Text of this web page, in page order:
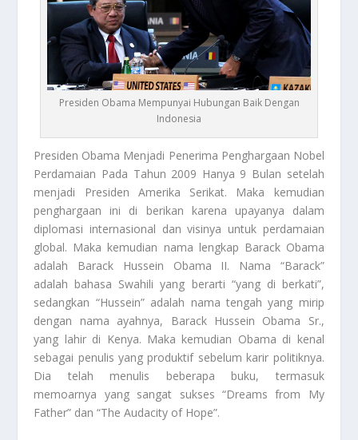
Presiden Obama Mempunyai Hubungan Baik Dengan
Indonesia
Presiden Obama Menjadi Penerima Penghargaan Nobel
Perdamaian Pada Tahun 2009 Hanya 9 Bulan setelah
menjadi Presiden Amerika Serikat. Maka kemudian
penghargaan ini di berikan karena upayanya dalam
diplomasi internasional dan visinya untuk perdamaian
global. Maka kemudian nama lengkap Barack Obama
adalah Barack Hussein Obama II. Nama “Barack”
adalah bahasa Swahili yang berarti “yang di berkati”,
sedangkan “Hussein” adalah nama tengah yang mirip
dengan nama ayahnya, Barack Hussein Obama Sr.,
yang lahir di Kenya. Maka kemudian Obama di kenal
sebagai penulis yang produktif sebelum karir politiknya.
Dia telah menulis beberapa buku, termasuk
memoarnya yang sangat sukses “Dreams from My
Father” dan “The Audacity of Hope”.